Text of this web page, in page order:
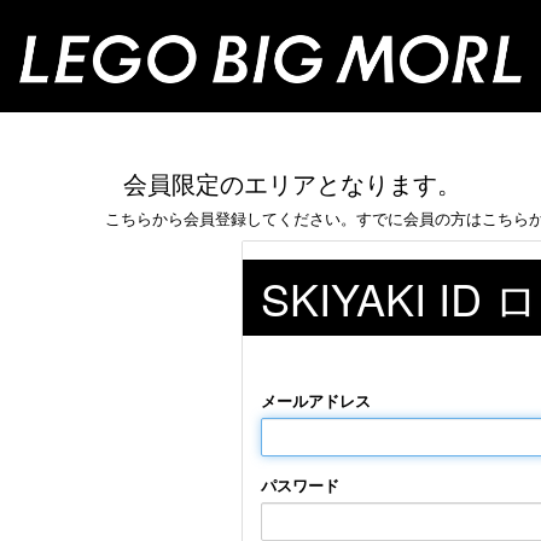
会員限定のエリアとなります。
こちらから会員登録してください。すでに会員の方はこちら
SKIYAKI ID
メールアドレス
パスワード